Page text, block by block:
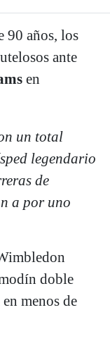
90 años, los
ante
en
un total
legendario
de
a por uno
doble
menos de